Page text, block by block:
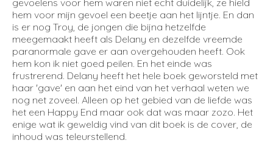
gevoelens voor hem waren niet echt duidelijk, ze hield
hem voor mijn gevoel een beetje aan het lijntje. En dan
is er nog Troy, de jongen die bijna hetzelfde
meegemaakt heeft als Delany en dezelfde vreemde
paranormale gave er aan overgehouden heeft. Ook
hem kon ik niet goed peilen. En het einde was
frustrerend. Delany heeft het hele boek geworsteld met
haar 'gave' en aan het eind van het verhaal weten we
nog net zoveel. Alleen op het gebied van de liefde was
het een Happy End maar ook dat was maar zozo. Het
enige wat ik geweldig vind van dit boek is de cover, de
inhoud was teleurstellend.